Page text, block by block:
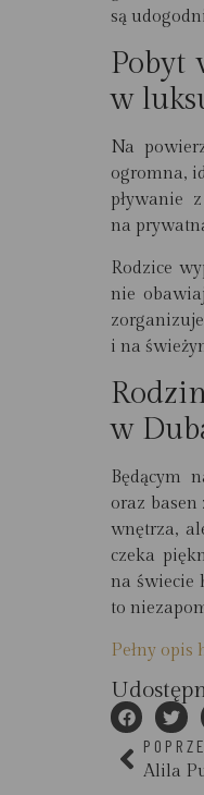
są
Pobyt
w
Na
ogromna,
pływanie
na
Rodzice
nie
i na
w
Będącym
oraz
wnętrza,
czeka
na świecie
to
Pełny opis
Alila